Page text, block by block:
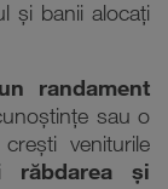
și banii alocați
randament
sau o
veniturile
răbdarea și